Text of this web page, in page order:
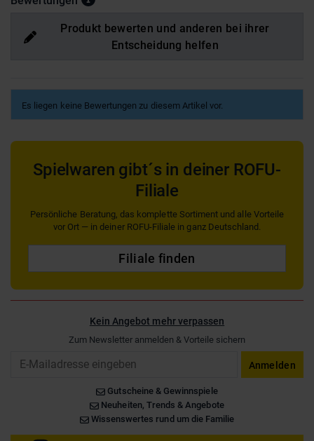
Produkt bewerten und anderen bei ihrer
Entscheidung helfen
Es liegen keine Bewertungen zu diesem Artikel vor.
Spielwaren gibt´s in deiner ROFU-
Filiale
Persönliche Beratung, das komplette Sortiment und alle Vorteile
vor Ort — in deiner ROFU-Filiale in ganz Deutschland.
Filiale finden
Kein Angebot mehr verpassen
Zum Newsletter anmelden & Vorteile sichern
Anmelden
Gutscheine & Gewinnspiele
Neuheiten, Trends & Angebote
Wissenswertes rund um die Familie